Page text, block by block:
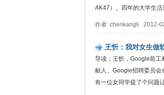
AK47）。四年的大学生
作者: chenkangli 2012-
王忻：我对女生做
导读：王忻，Google前
献人、Google招聘委员会
有一位女同学提了个问题